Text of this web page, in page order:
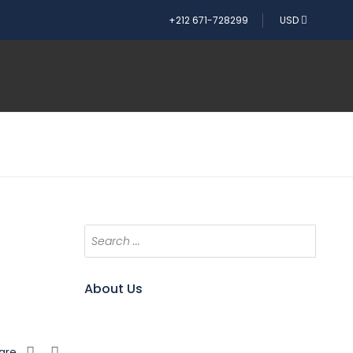
+212 671-728299 USD
About Us